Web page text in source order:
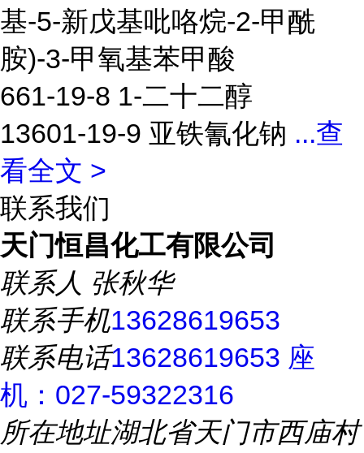
基-5-新戊基吡咯烷-2-甲酰
胺)-3-甲氧基苯甲酸
661-19-8 1-二十二醇
13601-19-9 亚铁氰化钠 ...查
看全文 >
联系我们
天门恒昌化工有限公司
联系人 张秋华
联系手机13628619653
联系电话13628619653 座
机：027-59322316
所在地址湖北省天门市西庙村